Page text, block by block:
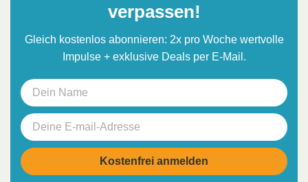
verpassen!
Gleich kostenlos abonnieren: 2x pro Woche wertvolle
Impulse + exklusive Deals per E-Mail.